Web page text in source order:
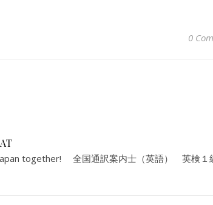
0
together! 全国通訳案内士（英語） 英検１